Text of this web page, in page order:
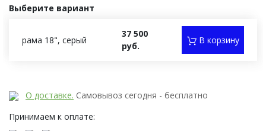
Выберите вариант
рама 18", серый
37 500
руб.
В корзину
О доставке. Самовывоз сегодня - бесплатно
Принимаем к оплате: